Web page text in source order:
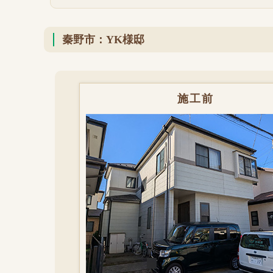
秦野市：YK様邸
施工前